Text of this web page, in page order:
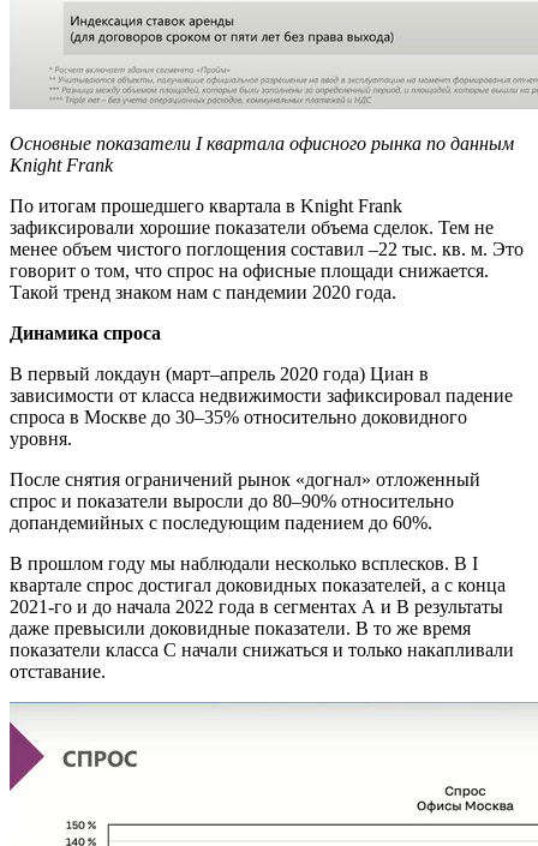
Основные показатели I квартала офисного рынка по данным
Knight Frank
По итогам прошедшего квартала в Knight Frank
зафиксировали хорошие показатели объема сделок. Тем не
менее объем чистого поглощения составил –22 тыс. кв. м. Это
говорит о том, что спрос на офисные площади снижается.
Такой тренд знаком нам с пандемии 2020 года.
Динамика спроса
В первый локдаун (март–апрель 2020 года) Циан в
зависимости от класса недвижимости зафиксировал падение
спроса в Москве до 30–35% относительно доковидного
уровня.
После снятия ограничений рынок «догнал» отложенный
спрос и показатели выросли до 80–90% относительно
допандемийных с последующим падением до 60%.
В прошлом году мы наблюдали несколько всплесков. В I
квартале спрос достигал доковидных показателей, а с конца
2021-го и до начала 2022 года в сегментах А и В результаты
даже превысили доковидные показатели. В то же время
показатели класса С начали снижаться и только накапливали
отставание.